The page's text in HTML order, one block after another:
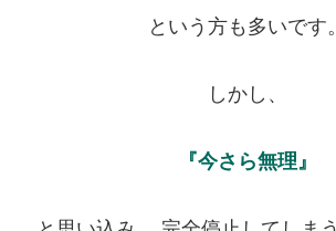
という方も多いです。
しかし、
『今さら無理』